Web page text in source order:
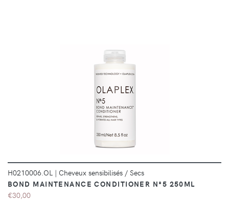
DÉTAILS
H0210006.OL | Cheveux sensibilisés / Secs
BOND MAINTENANCE CONDITIONER N°5 250ML
€30,00